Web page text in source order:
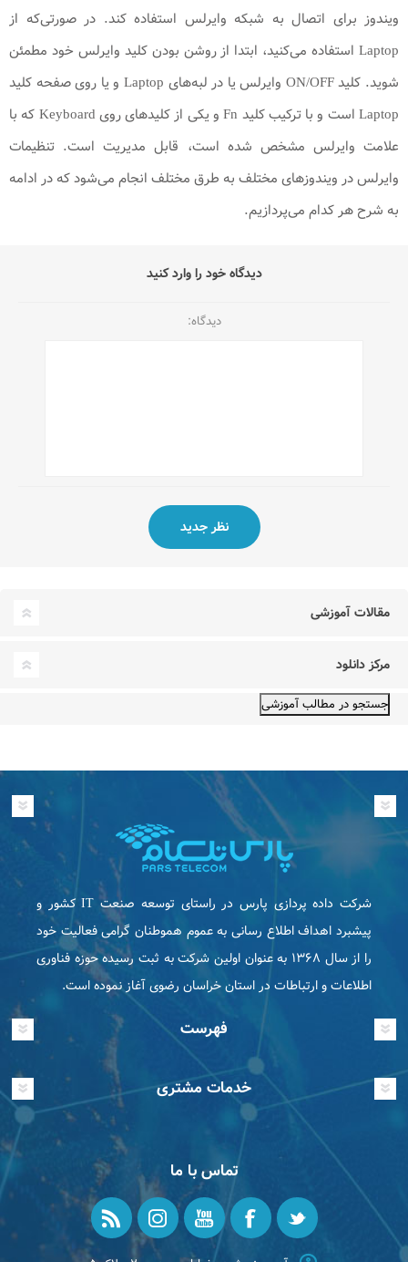
ویندوز برای اتصال به شبکه وایرلس استفاده کند. در صورتی‌که از
Laptop استفاده می‌کنید، ابتدا از روشن بودن کلید وایرلس خود مطمئن
شوید. کلید ON/OFF وایرلس یا در لبه‌های Laptop و یا روی صفحه کلید
Laptop است و با ترکیب کلید Fn و یکی از کلیدهای روی Keyboard که با
علامت وایرلس مشخص شده است، قابل مدیریت است. تنظیمات
وایرلس در ویندوزهای مختلف به طرق مختلف انجام می‌شود که در ادامه
به شرح هر کدام می‌پردازیم.
دیدگاه خود را وارد کنید
دیدگاه:
مقالات آموزشی
مرکز دانلود
شرکت داده پردازی پارس در راستای توسعه صنعت IT كشور و
پیشبرد اهداف اطلاع رسانی به عموم هموطنان گرامی فعاليت خود
را از سال ۱۳۶۸ به عنوان اولین شرکت به ثبت رسیده حوزه فناوری
اطلاعات و ارتباطات در استان خراسان رضوی آغاز نموده است.
فهرست
خدمات مشتری
تماس با ما